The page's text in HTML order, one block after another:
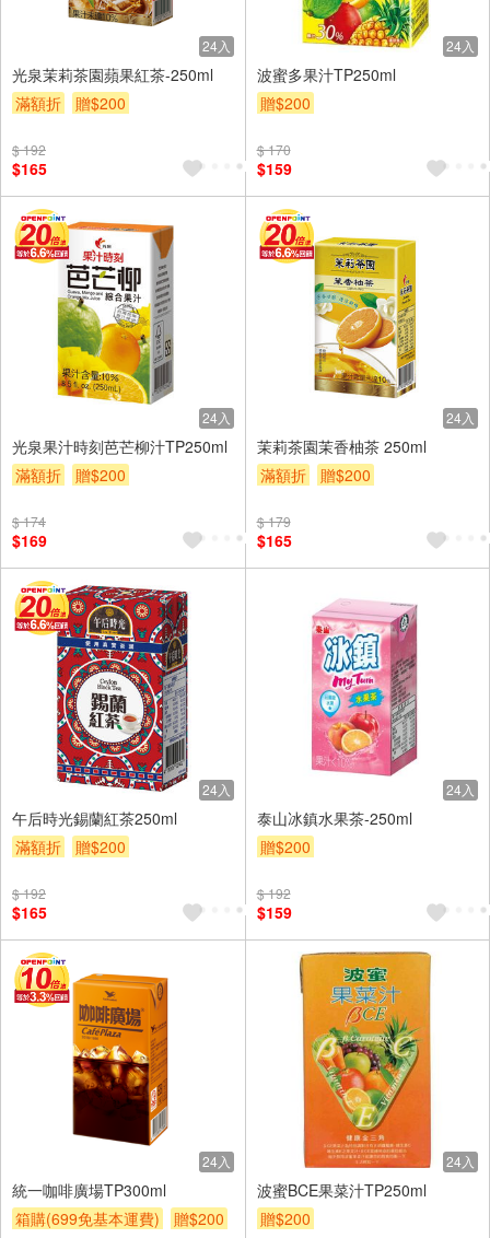
24入
光泉茉莉茶園蘋果紅茶-250ml
滿額折
贈$200
$ 192
$165
24入
波蜜多果汁TP250ml
贈$200
$ 170
$159
24入
光泉果汁時刻芭芒柳汁TP250ml
滿額折
贈$200
$ 174
$169
24入
茉莉茶園茉香柚茶 250ml
滿額折
贈$200
$ 179
$165
24入
午后時光錫蘭紅茶250ml
滿額折
贈$200
$ 192
$165
24入
泰山冰鎮水果茶-250ml
贈$200
$ 192
$159
24入
統一咖啡廣場TP300ml
箱購(699免基本運費)
贈$200
24入
波蜜BCE果菜汁TP250ml
贈$200